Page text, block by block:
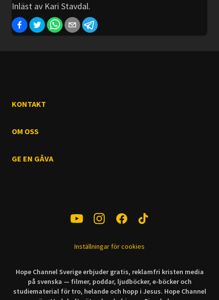
Inläst av Kari Stavdal.
KONTAKT
OM OSS
GE EN GÅVA
Inställningar för cookies
Hope Channel Sverige erbjuder gratis, reklamfri kristen media
på svenska — filmer, poddar, ljudböcker, e-böcker och
studiematerial för tro, helande och hopp i Jesus. Hope Channel